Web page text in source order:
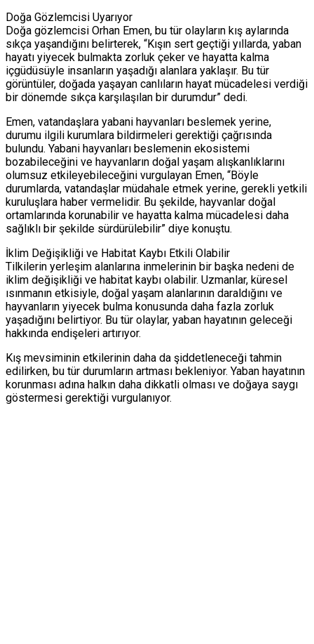
Doğa Gözlemcisi Uyarıyor
Doğa gözlemcisi Orhan Emen, bu tür olayların kış aylarında
sıkça yaşandığını belirterek, “Kışın sert geçtiği yıllarda, yaban
hayatı yiyecek bulmakta zorluk çeker ve hayatta kalma
içgüdüsüyle insanların yaşadığı alanlara yaklaşır. Bu tür
görüntüler, doğada yaşayan canlıların hayat mücadelesi verdiği
bir dönemde sıkça karşılaşılan bir durumdur” dedi.
Emen, vatandaşlara yabani hayvanları beslemek yerine,
durumu ilgili kurumlara bildirmeleri gerektiği çağrısında
bulundu. Yabani hayvanları beslemenin ekosistemi
bozabileceğini ve hayvanların doğal yaşam alışkanlıklarını
olumsuz etkileyebileceğini vurgulayan Emen, “Böyle
durumlarda, vatandaşlar müdahale etmek yerine, gerekli yetkili
kuruluşlara haber vermelidir. Bu şekilde, hayvanlar doğal
ortamlarında korunabilir ve hayatta kalma mücadelesi daha
sağlıklı bir şekilde sürdürülebilir” diye konuştu.
İklim Değişikliği ve Habitat Kaybı Etkili Olabilir
Tilkilerin yerleşim alanlarına inmelerinin bir başka nedeni de
iklim değişikliği ve habitat kaybı olabilir. Uzmanlar, küresel
ısınmanın etkisiyle, doğal yaşam alanlarının daraldığını ve
hayvanların yiyecek bulma konusunda daha fazla zorluk
yaşadığını belirtiyor. Bu tür olaylar, yaban hayatının geleceği
hakkında endişeleri artırıyor.
Kış mevsiminin etkilerinin daha da şiddetleneceği tahmin
edilirken, bu tür durumların artması bekleniyor. Yaban hayatının
korunması adına halkın daha dikkatli olması ve doğaya saygı
göstermesi gerektiği vurgulanıyor.